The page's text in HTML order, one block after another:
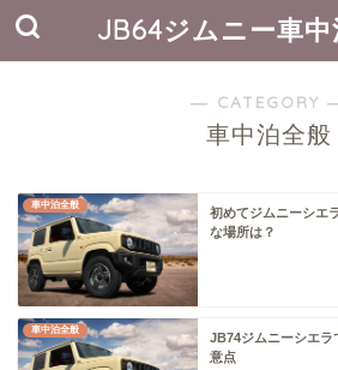
JB64ジムニー車中
― CATEGORY
車中泊全般
車中泊全般
初めてジムニーシエ
な場所は？
車中泊全般
JB74ジムニーシエラ
意点